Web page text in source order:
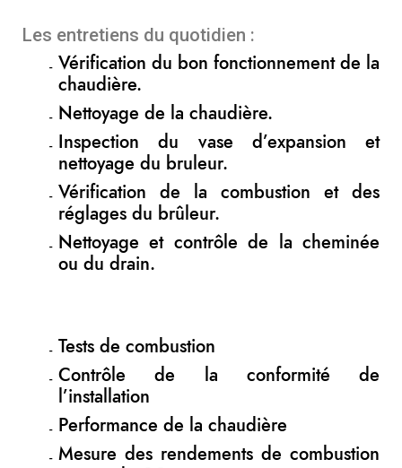
Les entretiens du quotidien :
Vérification du bon fonctionnement de la
chaudière.
Nettoyage de la chaudière.
Inspection du vase d’expansion et
nettoyage du bruleur.
Vérification de la combustion et des
réglages du brûleur.
Nettoyage et contrôle de la cheminée
ou du drain.
Tests de combustion
Contrôle de la conformité de
l’installation
Performance de la chaudière
Mesure des rendements de combustion